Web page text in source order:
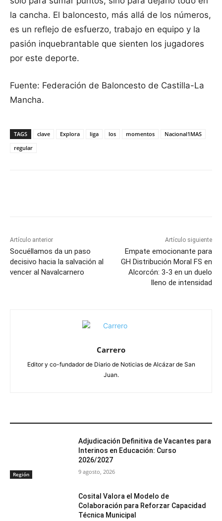
la cancha. El baloncesto, más allá de los números,
es un reflejo de esfuerzo, trabajo en equipo y la
pasión inquebrantable que sienten los jugadores
por este deporte.
Fuente: Federación de Baloncesto de Castilla-La
Mancha.
TAGS clave Explora liga los momentos
Nacional1MAS
regular
Artículo anterior
Socuéllamos da un paso
decisivo hacia la salvación al
vencer al Navalcarnero
Artículo siguiente
Empate emocionante para
GH Distribución Moral FS en
Alcorcón: 3-3 en un duelo
lleno de intensidad
Carrero
Editor y co-fundador de Diario de Noticias de Alcázar de San
Juan.
Región
Adjudicación Definitiva de Vacantes para
Interinos en Educación: Curso
2026/2027
9 agosto, 2026
Cosital Valora el Modelo de
Colaboración para Reforzar Capacidad
Técnica Municipal